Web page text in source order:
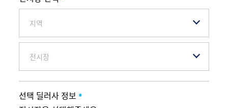
지역
전시장
선택 딜러사 정보 *